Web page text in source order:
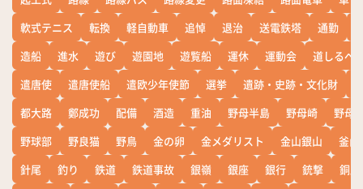
軟式テニス
転換 軽自動車 追悼 退治 送電鉄塔 通勤
造船
進水 遊び 遊園地 遊覧船 運休 運動会
道しるべ
遣唐使
遣唐使船 遣欧少年使節 選挙 遺跡・史跡・文化財
都大路
鄭成功 配備 酒造 重油 野母半島 野母崎
野母
野球部
野良猫 野鳥 金の卵 金メダリスト 金山銀山
釜山
針尾
釣り 鉄道 鉄道事故 銀嶺 銀座 銀行 銃撃
銅座